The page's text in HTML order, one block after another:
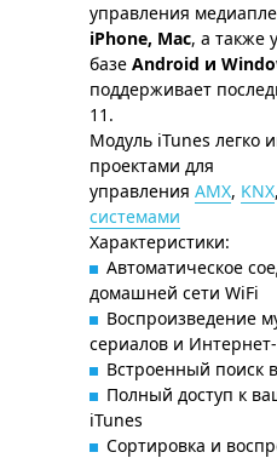
управления
iPhone, Mac, а также
базе Android и
поддерживает
11.
Модуль iTunes легко
проектами для
управления AMX, KNX,
системами
Характеристики:
Автоматическое
домашней сети WiFi
Воспроизведение
сериалов и
Встроенный поиск
Полный доступ к
iTunes
Сортировка и